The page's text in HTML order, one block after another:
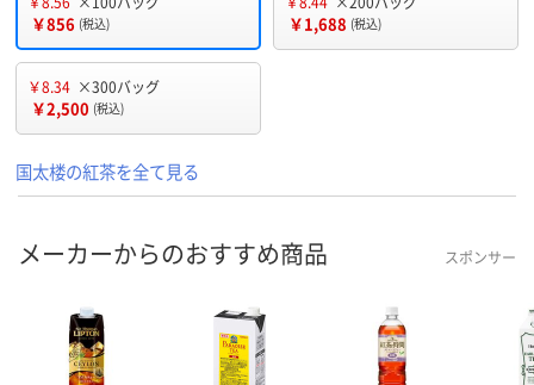
￥856 (税込) ￥1,688 (税込)
￥8.34 ×300バッグ
￥2,500 (税込)
国太楼の紅茶を全て見る
メーカーからのおすすめ商品 スポンサー